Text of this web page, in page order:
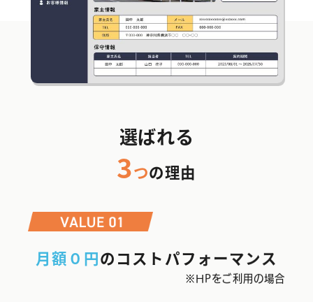
選ばれる
3つの理由
月額０円のコストパフォーマンス
※HPをご利用の場合